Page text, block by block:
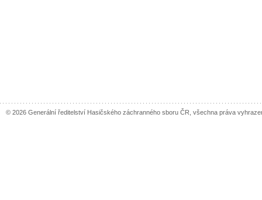
© 2026 Generální ředitelství Hasičského záchranného sboru ČR, všechna práva